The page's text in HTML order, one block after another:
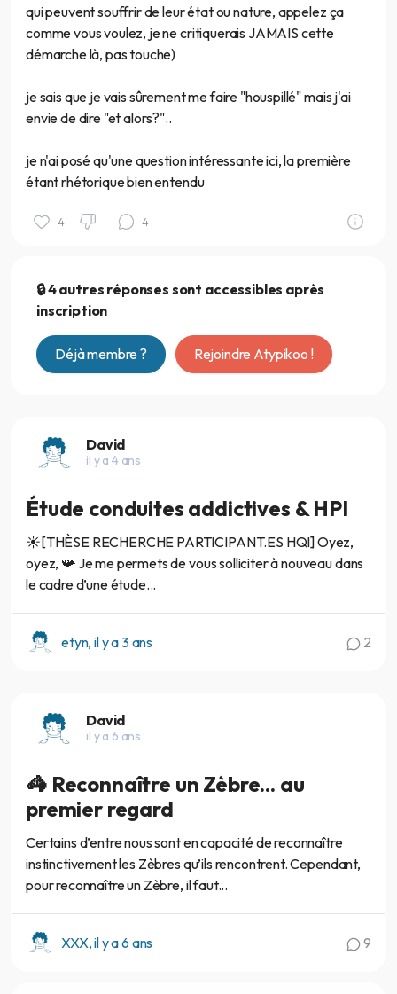
qui peuvent souffrir de leur état ou nature, appelez ça
comme vous voulez, je ne critiquerais JAMAIS cette
démarche là, pas touche)
je sais que je vais sûrement me faire "houspillé" mais j'ai
envie de dire "et alors?"..
je n'ai posé qu'une question intéressante ici, la première
étant rhétorique bien entendu
4 4
🔒 4 autres réponses sont accessibles après
inscription
Déjà membre ? Rejoindre Atypikoo !
David
il y a 4 ans
Étude conduites addictives & HPI
☀️[THÈSE RECHERCHE PARTICIPANT.ES HQI] Oyez,
oyez, 📯 Je me permets de vous solliciter à nouveau dans
le cadre d’une étude...
etyn, il y a 3 ans 2
David
il y a 6 ans
🦓 Reconnaître un Zèbre... au
premier regard
Certains d’entre nous sont en capacité de reconnaître
instinctivement les Zèbres qu’ils rencontrent. Cependant,
pour reconnaître un Zèbre, il faut...
XXX, il y a 6 ans 9